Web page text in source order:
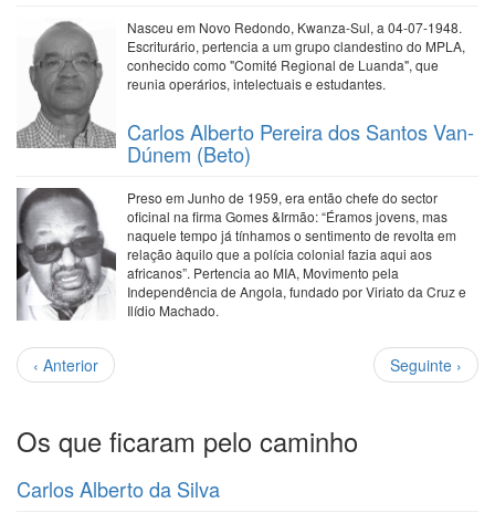
Nasceu em Novo Redondo, Kwanza-Sul, a 04-07-1948.
Escriturário, pertencia a um grupo clandestino do MPLA,
conhecido como "Comité Regional de Luanda", que
reunia operários, intelectuais e estudantes.
Carlos Alberto Pereira dos Santos Van-
Dúnem (Beto)
Preso em Junho de 1959, era então chefe do sector
oficinal na firma Gomes &Irmão: “Éramos jovens, mas
naquele tempo já tínhamos o sentimento de revolta em
relação àquilo que a polícia colonial fazia aqui aos
africanos”. Pertencia ao MIA, Movimento pela
Independência de Angola, fundado por Viriato da Cruz e
Ilídio Machado.
Paginação
Página
anterior
‹ Anterior
Próxima
página
Seguinte ›
Os que ficaram pelo caminho
Carlos Alberto da Silva